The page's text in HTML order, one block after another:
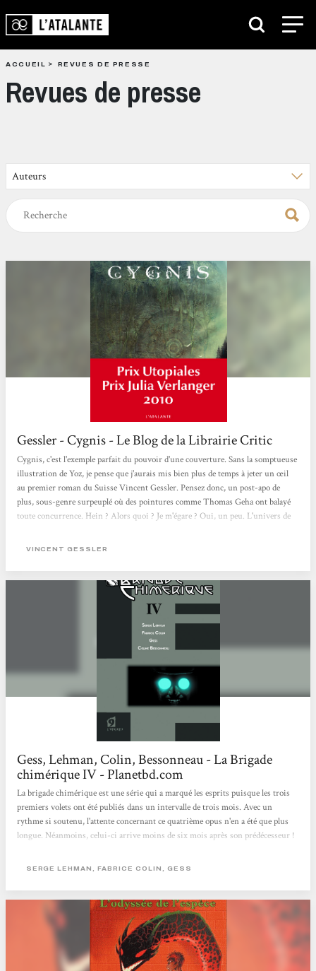
ACCUEIL REVUES DE PRESSE
Revues de presse
Gessler - Cygnis - Le Blog de la Librairie Critic
Cygnis, c'est l'exemple parfait du pouvoir d'une couverture. Sans la somptueuse
illustration de Yoz, je pense que j'aurais mis bien plus de temps à jeter un œil
au premier roman du Suisse Vincent Gessler. Pensez donc, un post-apo de
plus, sous-genre surpeuplé où des pointures comme Thomas Geha ont balayé
toute concurrence. Hein ? Alors quoi ? Je m'égare ? Oui, un peu. L'univers de
technologique à peine comparable au XVIIème siècle. A ceci près que l'ancienne
VINCENT GESSLER
Gess, Lehman, Colin, Bessonneau - La Brigade
chimérique IV - Planetbd.com
La brigade chimérique est une série qui a marqué les esprits puisque les trois
premiers volets ont été publiés dans un intervalle de trois mois. Avec un
rythme si soutenu, l'attente concernant ce quatrième opus n'en a été que plus
longue. Néanmoins, celui-ci arrive moins de six mois après son prédécesseur !
développée par Serge Lehman et Fabrice Collin a pris pleinement son envol.
personnages et du passionnant univers uchronique...
SERGE LEHMAN, FABRICE COLIN, GESS